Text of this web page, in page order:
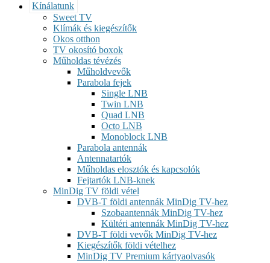
Kínálatunk
Sweet TV
Klímák és kiegészítők
Okos otthon
TV okosító boxok
Műholdas tévézés
Műholdvevők
Parabola fejek
Single LNB
Twin LNB
Quad LNB
Octo LNB
Monoblock LNB
Parabola antennák
Antennatartók
Műholdas elosztók és kapcsolók
Fejtartók LNB-knek
MinDig TV földi vétel
DVB-T földi antennák MinDig TV-hez
Szobaantennák MinDig TV-hez
Kültéri antennák MinDig TV-hez
DVB-T földi vevők MinDig TV-hez
Kiegészítők földi vételhez
MinDig TV Premium kártyaolvasók